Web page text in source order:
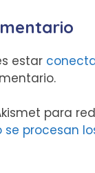
estar
para
se procesan